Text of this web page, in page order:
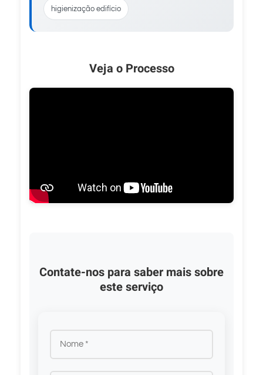
higienização edifício
Veja o Processo
Contate-nos para saber mais sobre
este serviço